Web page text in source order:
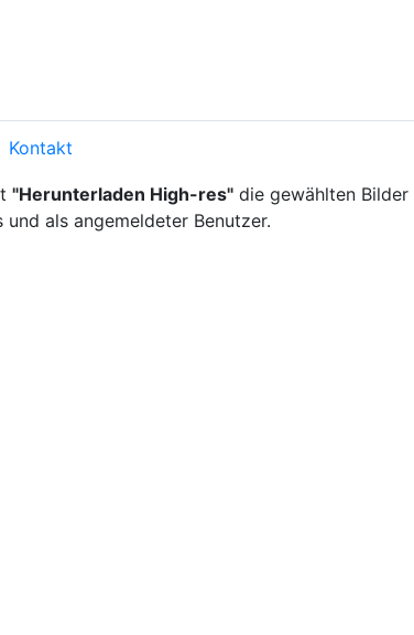
Kontakt
"Herunterladen High-res" die gewählten Bilder
als angemeldeter Benutzer.